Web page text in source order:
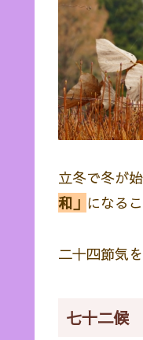
立冬で冬が
和」 になる
二十四節気
七十二候